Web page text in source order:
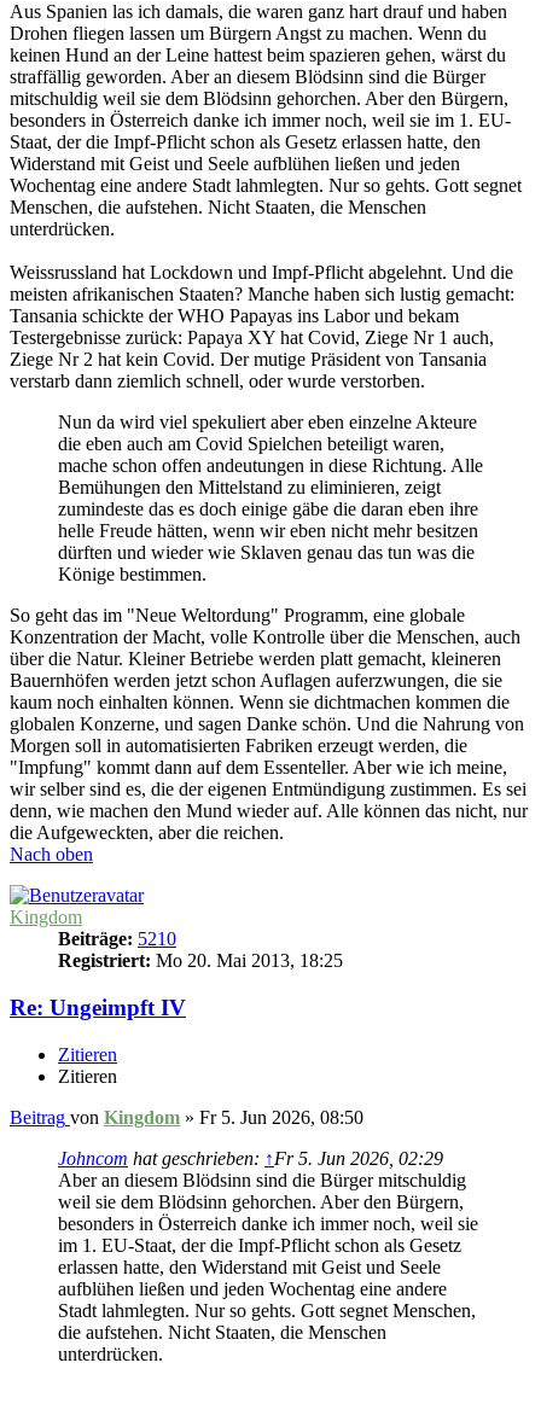
Aus Spanien las ich damals, die waren ganz hart drauf und haben
Drohen fliegen lassen um Bürgern Angst zu machen. Wenn du
keinen Hund an der Leine hattest beim spazieren gehen, wärst du
straffällig geworden. Aber an diesem Blödsinn sind die Bürger
mitschuldig weil sie dem Blödsinn gehorchen. Aber den Bürgern,
besonders in Österreich danke ich immer noch, weil sie im 1. EU-
Staat, der die Impf-Pflicht schon als Gesetz erlassen hatte, den
Widerstand mit Geist und Seele aufblühen ließen und jeden
Wochentag eine andere Stadt lahmlegten. Nur so gehts. Gott segnet
Menschen, die aufstehen. Nicht Staaten, die Menschen
unterdrücken.
Weissrussland hat Lockdown und Impf-Pflicht abgelehnt. Und die
meisten afrikanischen Staaten? Manche haben sich lustig gemacht:
Tansania schickte der WHO Papayas ins Labor und bekam
Testergebnisse zurück: Papaya XY hat Covid, Ziege Nr 1 auch,
Ziege Nr 2 hat kein Covid. Der mutige Präsident von Tansania
verstarb dann ziemlich schnell, oder wurde verstorben.
Nun da wird viel spekuliert aber eben einzelne Akteure
die eben auch am Covid Spielchen beteiligt waren,
mache schon offen andeutungen in diese Richtung. Alle
Bemühungen den Mittelstand zu eliminieren, zeigt
zumindeste das es doch einige gäbe die daran eben ihre
helle Freude hätten, wenn wir eben nicht mehr besitzen
dürften und wieder wie Sklaven genau das tun was die
Könige bestimmen.
So geht das im "Neue Weltordung" Programm, eine globale
Konzentration der Macht, volle Kontrolle über die Menschen, auch
über die Natur. Kleiner Betriebe werden platt gemacht, kleineren
Bauernhöfen werden jetzt schon Auflagen auferzwungen, die sie
kaum noch einhalten können. Wenn sie dichtmachen kommen die
globalen Konzerne, und sagen Danke schön. Und die Nahrung von
Morgen soll in automatisierten Fabriken erzeugt werden, die
"Impfung" kommt dann auf dem Essenteller. Aber wie ich meine,
wir selber sind es, die der eigenen Entmündigung zustimmen. Es sei
denn, wie machen den Mund wieder auf. Alle können das nicht, nur
die Aufgeweckten, aber die reichen.
Nach oben
Kingdom
Beiträge: 5210
Registriert: Mo 20. Mai 2013, 18:25
Re: Ungeimpft IV
Zitieren
Zitieren
Beitrag von Kingdom » Fr 5. Jun 2026, 08:50
Johncom hat geschrieben: ↑Fr 5. Jun 2026, 02:29
Aber an diesem Blödsinn sind die Bürger mitschuldig
weil sie dem Blödsinn gehorchen. Aber den Bürgern,
besonders in Österreich danke ich immer noch, weil sie
im 1. EU-Staat, der die Impf-Pflicht schon als Gesetz
erlassen hatte, den Widerstand mit Geist und Seele
aufblühen ließen und jeden Wochentag eine andere
Stadt lahmlegten. Nur so gehts. Gott segnet Menschen,
die aufstehen. Nicht Staaten, die Menschen
unterdrücken.